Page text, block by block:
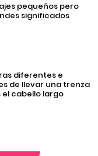
pequeños pero
significados
diferentes e
de llevar una trenza
el cabello largo